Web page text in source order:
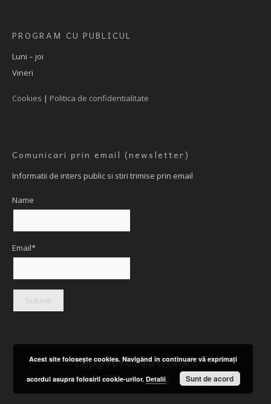
PROGRAM CU PUBLICUL
Luni – joi
Vineri
Cookies | Politica de confidentialitate
Comunicari prin email (newsletter)
Informatii de inters public si stiri trimise prin email
Name
Email*
Copyright © PRIMARIA SEICA MICA
Acest site foloseşte cookies. Navigând în continuare vă exprimaţi
acordul asupra folosirii cookie-urilor. Detalii Sunt de acord